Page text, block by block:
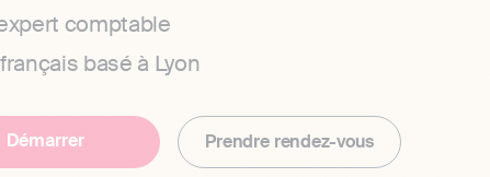
comptable
basé à Lyon
Démarrer Prendre rendez-vous